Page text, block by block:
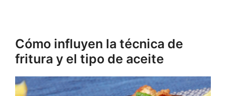
Cómo influyen la técnica de
fritura y el tipo de aceite